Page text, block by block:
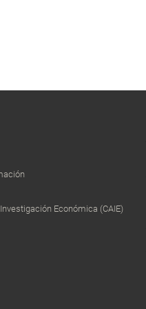
Económica (CAIE)